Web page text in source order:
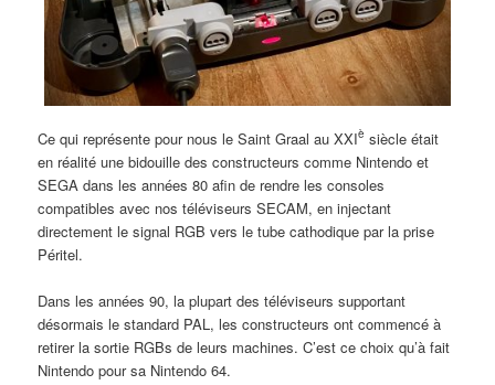
Ce qui représente pour nous le Saint Graal au XXIè siècle était
en réalité une bidouille des constructeurs comme Nintendo et
SEGA dans les années 80 afin de rendre les consoles
compatibles avec nos téléviseurs SECAM, en injectant
directement le signal RGB vers le tube cathodique par la prise
Péritel.
Dans les années 90, la plupart des téléviseurs supportant
désormais le standard PAL, les constructeurs ont commencé à
retirer la sortie RGBs de leurs machines. C’est ce choix qu’à fait
Nintendo pour sa Nintendo 64.